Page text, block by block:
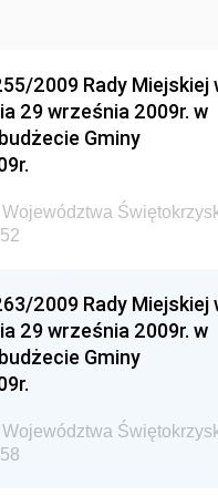
Ministra Budownictwa i
Ministra Infrastruktury i
Głównego Inspektoratu
Generalnej Dyrekcji
Ministerstwa
i Ochrony Środowiska
Ministerstwa
Unii Europejskiej, L
2009 Rady Miejskiej
29 września 2009r. w
Gminy
2009 Rady Miejskiej
29 września 2009r. w
Gminy